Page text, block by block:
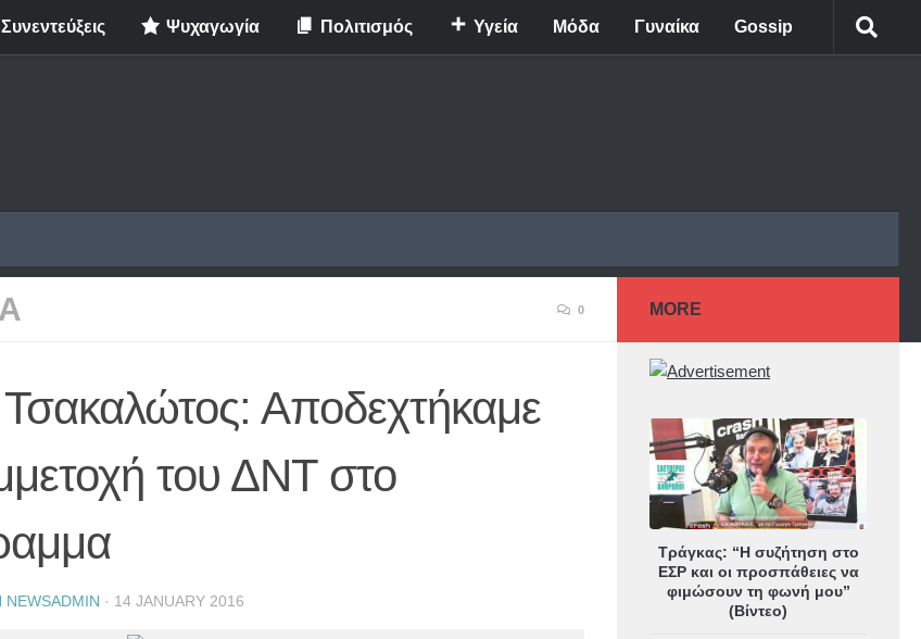
Συνεντεύξεις Ψυχαγωγία Πολιτισμός Υγεία Μόδα Γυναίκα Gossip
0
Αποδεχτήκαμε
του ΔΝΤ στο
NEWSADMIN · 14 JANUARY 2016
MORE
Τράγκας: “Η συζήτηση στο
ΕΣΡ και οι προσπάθειες να
φιμώσουν τη φωνή μου”
(Βίντεο)